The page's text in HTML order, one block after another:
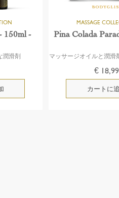
150ml -
潤滑剤
Pina Colada
マッサージオイルと潤滑
す
€ 18,99